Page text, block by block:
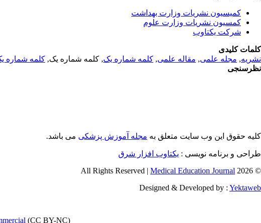
کمیسیون نشریات وزارت بهداشت
کمسیون نشریات وزارت علوم
شرکت یکتاوب
کلمات کلیدی
نشریه, مجله علمی, مقاله علمی, کلمه شماره یک, کلمه شماره یک, کلمه شماره
نظرسنجی
کلیه حقوق این وب سایت متعلق به مجله آموزش پزشکی می باشد.
طراحی و برنامه نویسی : یکتاوب افزار شرق
© 2026 All Rights Reserved |
Medical Education Journal
Designed & Developed by : Yektaweb
(CC BY-NC)